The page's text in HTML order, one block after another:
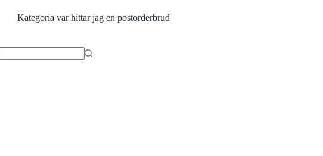
Kategoria var hittar jag en postorderbrud